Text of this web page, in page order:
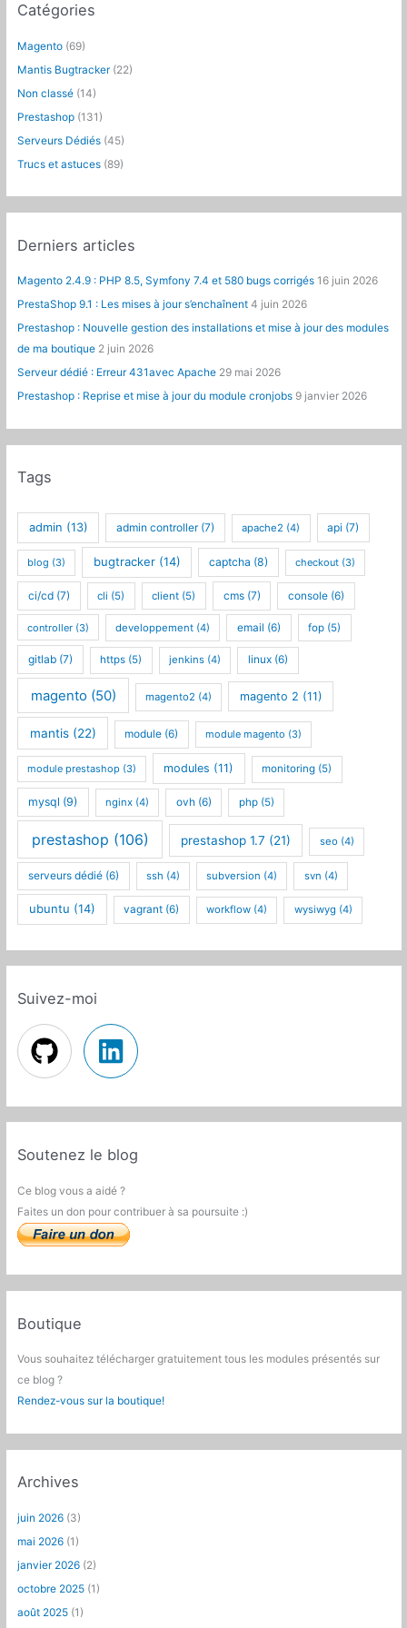
r
e
r
:
Catégories
Magento (69)
Mantis Bugtracker (22)
Non classé (14)
Prestashop (131)
Serveurs Dédiés (45)
Trucs et astuces (89)
Derniers articles
Magento 2.4.9 : PHP 8.5, Symfony 7.4 et 580 bugs corrigés 16 juin 2026
PrestaShop 9.1 : Les mises à jour s’enchaînent 4 juin 2026
Prestashop : Nouvelle gestion des installations et mise à jour des modules
de ma boutique 2 juin 2026
Serveur dédié : Erreur 431avec Apache 29 mai 2026
Prestashop : Reprise et mise à jour du module cronjobs 9 janvier 2026
Tags
admin (13) admin controller(7) apache2 (4) api (7)
blog (3) bugtracker(14) captcha (8) checkout (3)
ci/cd (7) cli (5) client (5) cms(7) console (6)
controller (3) developpement (4) email (6) fop (5)
gitlab (7) https (5) jenkins (4) linux(6)
magento (50) magento2 (4) magento 2 (11)
mantis(22) module (6) module magento (3)
module prestashop (3) modules (11) monitoring (5)
mysql (9) nginx(4) ovh (6) php(5)
prestashop (106) prestashop 1.7 (21) seo(4)
serveurs dédié(6) ssh (4) subversion (4) svn (4)
ubuntu (14) vagrant (6) workflow (4) wysiwyg (4)
Suivez-moi
Soutenez le blog
Ce blog vous a aidé ?
Faites un don pour contribuer à sa poursuite :)
Boutique
Vous souhaitez télécharger gratuitement tous les modules présentés sur
ce blog ?
Rendez-vous sur la boutique!
Archives
juin 2026 (3)
mai 2026 (1)
janvier 2026 (2)
octobre 2025 (1)
août 2025 (1)